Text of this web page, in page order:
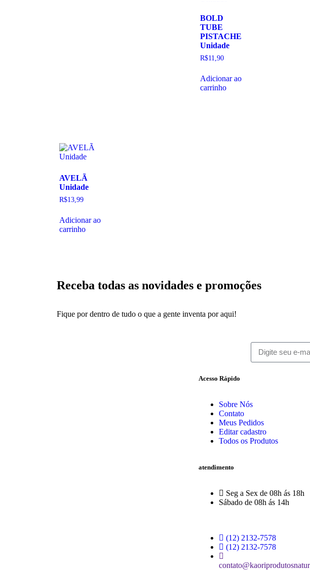
BOLD
TUBE
PISTACHE
Unidade
R$11,90
Adicionar ao
carrinho
AVELÃ
Unidade
R$13,99
Adicionar ao
carrinho
Receba todas as novidades e promoções
Fique por dentro de tudo o que a gente inventa por aqui!
Acesso Rápido​
Sobre Nós
Contato
Meus Pedidos
Editar cadastro
Todos os Produtos
atendimento
Seg a Sex de 08h ás 18h
Sábado de 08h ás 14h
(12) 2132-7578
(12) 2132-7578